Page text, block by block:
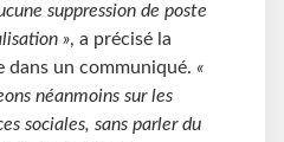
suppression de poste
», a précisé la
dans un communiqué. «
néanmoins sur les
sociales, sans parler du